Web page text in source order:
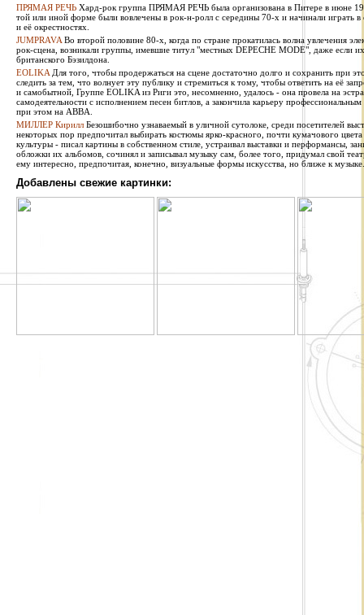
ПРЯМАЯ РЕЧЬ Хард-рок группа ПРЯМАЯ РЕЧЬ была организована в Питере в июне
той или иной форме были вовлечены в рок-н-ролл с середины 70-х и начинали играть
и её окрестностях.
JUMPRAVA Во второй половине 80-х, когда по стране прокатилась волна увлечения
рок-сцена, возникали группы, имевшие титул "местных DEPECHE MODE", даже если
британского Бэзилдона.
EOLIKA Для того, чтобы продержаться на сцене достаточно долго и сохранить при
следить за тем, что волнует эту публику и стремиться к тому, чтобы ответить на её
и самобытной, Группе EOLIKA из Риги это, несомненно, удалось - она провела на
самодеятельности с исполнением песен битлов, а закончила карьеру
при этом на ABBA.
МИЛЛЕР Кирилл Безошибочно узнаваемый в уличной сутолоке, среди посетителей
некоторых пор предпочитал выбирать костюмы ярко-красного, почти кумачового
культуры - писал картины в собственном стиле, устраивал выставки и перформансы,
обложки их альбомов, сочинял и записывал музыку сам, более того, придумал свой
ему интересно, предпочитая, конечно, визуальные формы искусства, но ближе к музыке.
Добавлены свежие картинки: